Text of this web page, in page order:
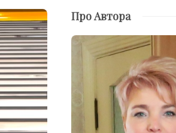
Про Автора